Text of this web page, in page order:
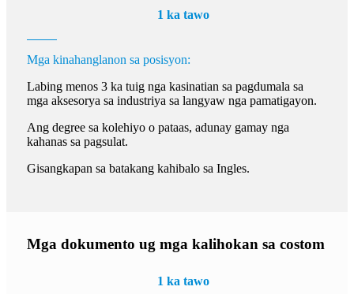
1 ka tawo
Mga kinahanglanon sa posisyon:
Labing menos 3 ka tuig nga kasinatian sa pagdumala sa
mga aksesorya sa industriya sa langyaw nga pamatigayon.
Ang degree sa kolehiyo o pataas, adunay gamay nga
kahanas sa pagsulat.
Gisangkapan sa batakang kahibalo sa Ingles.
Mga dokumento ug mga kalihokan sa costom
1 ka tawo